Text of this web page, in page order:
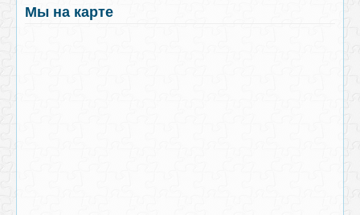
Мы на карте